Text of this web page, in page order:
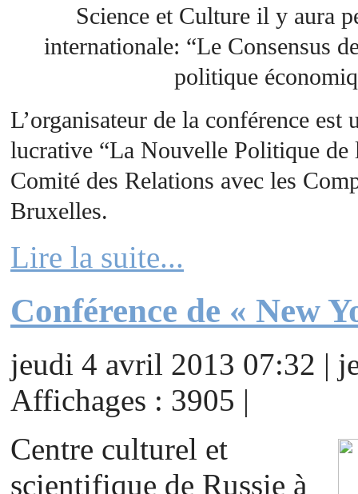
Science et Culture il y aura
internationale: “Le Consensus
politique
L’organisateur de la conférence est
lucrative “La Nouvelle Politique de
Comité des Relations avec les
Bruxelles.
Lire la suite...
Conférence de « New
jeudi 4 avril 2013 07:32 |
Affichages : 3905 |
Centre culturel et
scientifique de Russie à